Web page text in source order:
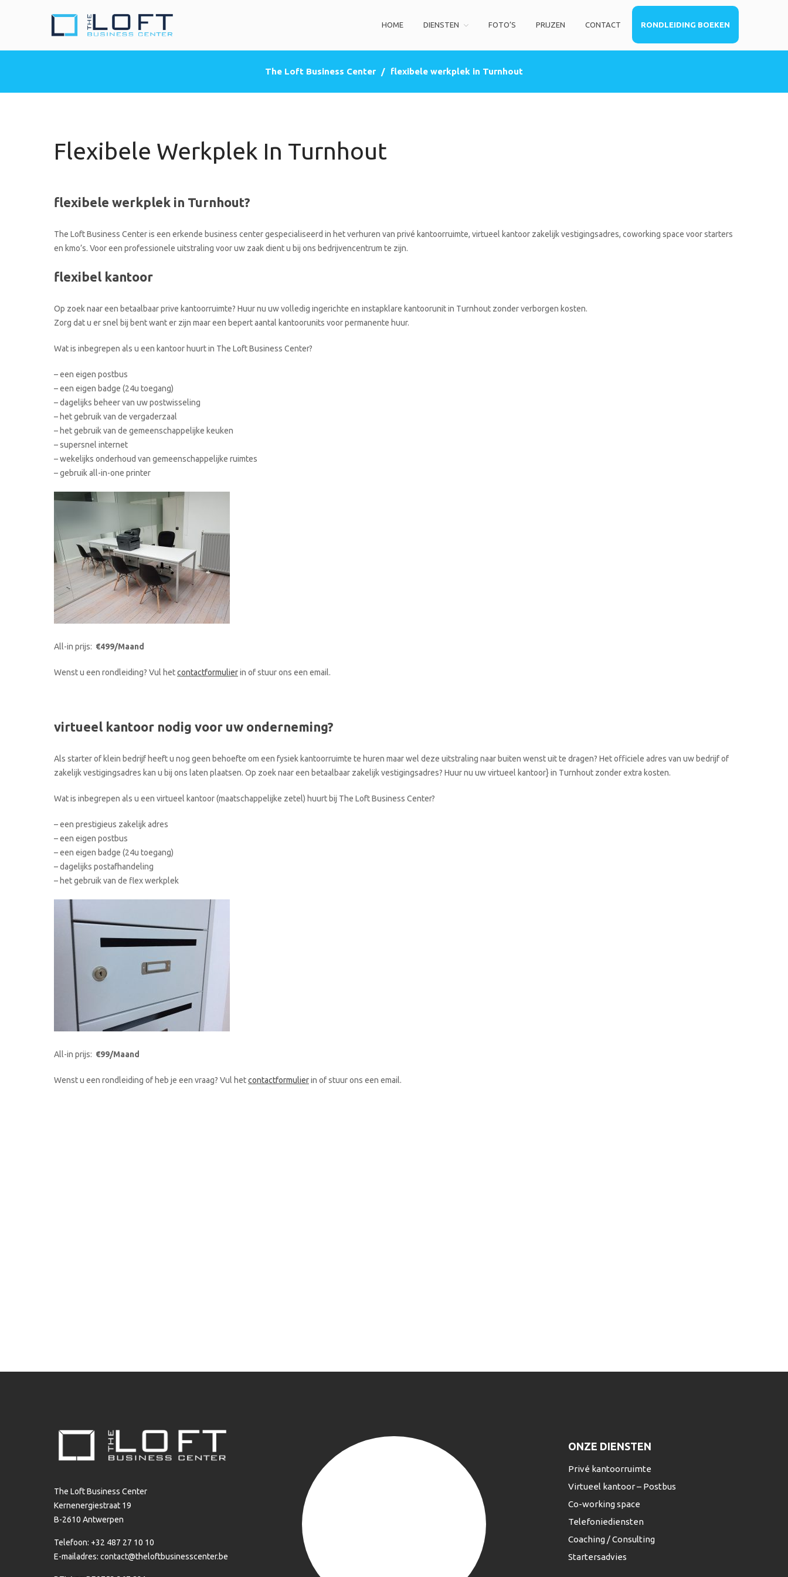
PRIJZEN
HOME DIENSTEN FOTO’S PRIJZEN CONTACT RONDLEIDING BOEKEN
The Loft Business Center / flexibele werkplek in Turnhout
Flexibele Werkplek In Turnhout
flexibele werkplek in Turnhout?
The Loft Business Center is een erkende business center gespecialiseerd in het verhuren van privé kantoorruimte, virtueel kantoor zakelijk vestigingsadres, coworking space voor starters
en kmo’s. Voor een professionele uitstraling voor uw zaak dient u bij ons bedrijvencentrum te zijn.
flexibel kantoor
Op zoek naar een betaalbaar prive kantoorruimte? Huur nu uw volledig ingerichte en instapklare kantoorunit in Turnhout zonder verborgen kosten.
Zorg dat u er snel bij bent want er zijn maar een bepert aantal kantoorunits voor permanente huur.
Wat is inbegrepen als u een kantoor huurt in The Loft Business Center?
– een eigen postbus
– een eigen badge (24u toegang)
– dagelijks beheer van uw postwisseling
– het gebruik van de vergaderzaal
– het gebruik van de gemeenschappelijke keuken
– supersnel internet
– wekelijks onderhoud van gemeenschappelijke ruimtes
– gebruik all-in-one printer
All-in prijs: €499/Maand
Wenst u een rondleiding? Vul hetcontactformulierin of stuur ons een email.
virtueel kantoor nodig voor uw onderneming?
Als starter of klein bedrijf heeft u nog geen behoefte om een fysiek kantoorruimte te huren maar wel deze uitstraling naar buiten wenst uit te dragen? Het officiele adres van uw bedrijf of
zakelijk vestigingsadres kan u bij ons laten plaatsen. Op zoek naar een betaalbaar zakelijk vestigingsadres? Huur nu uw virtueel kantoor} in Turnhout zonder extra kosten.
Wat is inbegrepen als u een virtueel kantoor (maatschappelijke zetel) huurt bij The Loft Business Center?
– een prestigieus zakelijk adres
– een eigen postbus
– een eigen badge (24u toegang)
– dagelijks postafhandeling
– het gebruik van de flex werkplek
All-in prijs: €99/Maand
Wenst u een rondleiding of heb je een vraag? Vul hetcontactformulierin of stuur ons een email.
The Loft Business Center
Kernenergiestraat 19
B-2610 Antwerpen
Telefoon: +32 487 27 10 10
E-mailadres: contact@theloftbusinesscenter.be
ONZE DIENSTEN
Privé kantoorruimte
Virtueel kantoor – Postbus
Co-working space
Telefoniediensten
Coaching / Consulting
Startersadvies